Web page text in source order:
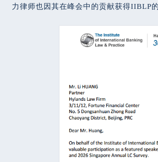
力律师也因其在峰会中的贡献获得IIBLP